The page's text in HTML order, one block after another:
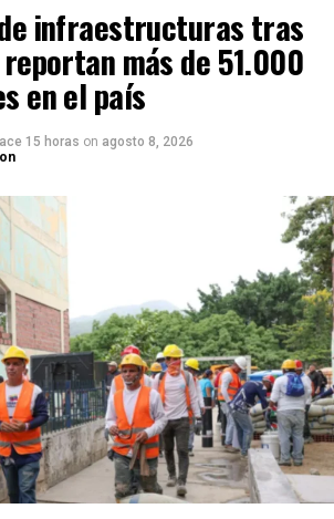
infraestructuras tras
más de 51.000
en el país
15 horas on agosto 8, 2026